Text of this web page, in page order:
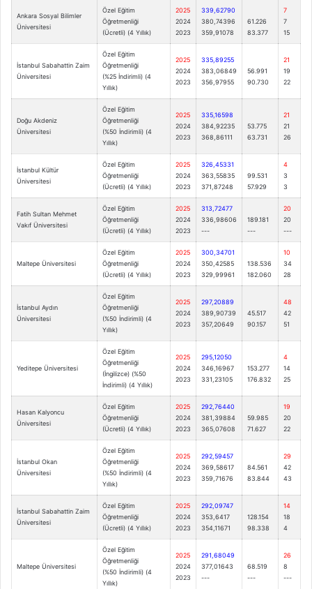
Ankara Sosyal Bilimler
Üniversitesi
Özel Eğitim
Öğretmenliği
(Ücretli) (4 Yıllık)
2025
2024
2023
339,62790
380,74396
359,91078
61.226
83.377
7
7
15
İstanbul Sabahattin Zaim
Üniversitesi
Özel Eğitim
Öğretmenliği
(%25 İndirimli) (4
Yıllık)
2025
2024
2023
335,89255
383,06849
356,97955
56.991
90.730
21
19
22
Doğu Akdeniz
Üniversitesi
Özel Eğitim
Öğretmenliği
(%50 İndirimli) (4
Yıllık)
2025
2024
2023
335,16598
384,92235
368,86111
53.775
63.731
21
21
26
İstanbul Kültür
Üniversitesi
Özel Eğitim
Öğretmenliği
(Ücretli) (4 Yıllık)
2025
2024
2023
326,45331
363,55835
371,87248
99.531
57.929
4
3
3
Fatih Sultan Mehmet
Vakıf Üniversitesi
Özel Eğitim
Öğretmenliği
(Ücretli) (4 Yıllık)
2025
2024
2023
313,72477
336,98606
---
189.181
---
20
20
---
Maltepe Üniversitesi
Özel Eğitim
Öğretmenliği
(Ücretli) (4 Yıllık)
2025
2024
2023
300,34701
350,42585
329,99961
138.536
182.060
10
34
28
İstanbul Aydın
Üniversitesi
Özel Eğitim
Öğretmenliği
(%50 İndirimli) (4
Yıllık)
2025
2024
2023
297,20889
389,90739
357,20649
45.517
90.157
48
42
51
Yeditepe Üniversitesi
Özel Eğitim
Öğretmenliği
(İngilizce) (%50
İndirimli) (4 Yıllık)
2025
2024
2023
295,12050
346,16967
331,23105
153.277
176.832
4
14
25
Hasan Kalyoncu
Üniversitesi
Özel Eğitim
Öğretmenliği
(Ücretli) (4 Yıllık)
2025
2024
2023
292,76440
381,39884
365,07608
59.985
71.627
19
20
22
İstanbul Okan
Üniversitesi
Özel Eğitim
Öğretmenliği
(%50 İndirimli) (4
Yıllık)
2025
2024
2023
292,59457
369,58617
359,71676
84.561
83.844
29
42
43
İstanbul Sabahattin Zaim
Üniversitesi
Özel Eğitim
Öğretmenliği
(Ücretli) (4 Yıllık)
2025
2024
2023
292,09747
353,6417
354,11671
128.154
98.338
14
18
4
Maltepe Üniversitesi
Özel Eğitim
Öğretmenliği
(%50 İndirimli) (4
Yıllık)
2025
2024
2023
291,68049
377,01643
---
68.519
---
26
8
---